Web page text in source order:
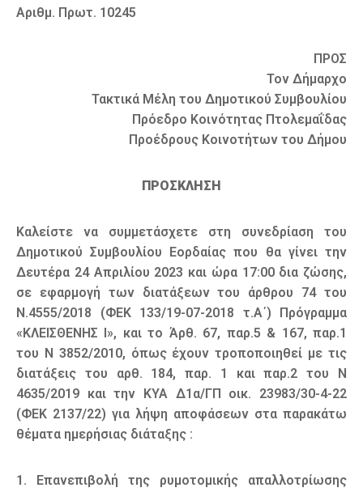
Αριθμ. Πρωτ. 10245
ΠΡΟΣ
Τον Δήμαρχο
Τακτικά Μέλη του Δημοτικού Συμβουλίου
Πρόεδρο Κοινότητας Πτολεμαΐδας
Προέδρους Κοινοτήτων του Δήμου
ΠΡΟΣΚΛΗΣΗ
Καλείστε να συμμετάσχετε στη συνεδρίαση του
Δημοτικού Συμβουλίου Εορδαίας που θα γίνει την
Δευτέρα 24 Απριλίου 2023 και ώρα 17:00 δια ζώσης,
σε εφαρμογή των διατάξεων του άρθρου 74 του
Ν.4555/2018 (ΦΕΚ 133/19-07-2018 τ.Α΄) Πρόγραμμα
«ΚΛΕΙΣΘΕΝΗΣ Ι», και το Άρθ. 67, παρ.5 & 167, παρ.1
του Ν 3852/2010, όπως έχουν τροποποιηθεί με τις
διατάξεις του αρθ. 184, παρ. 1 και παρ.2 του Ν
4635/2019 και την ΚΥΑ Δ1α/ΓΠ οικ. 23983/30-4-22
(ΦΕΚ 2137/22) για λήψη αποφάσεων στα παρακάτω
θέματα ημερήσιας διάταξης :
1. Επανεπιβολή της ρυμοτομικής απαλλοτρίωσης